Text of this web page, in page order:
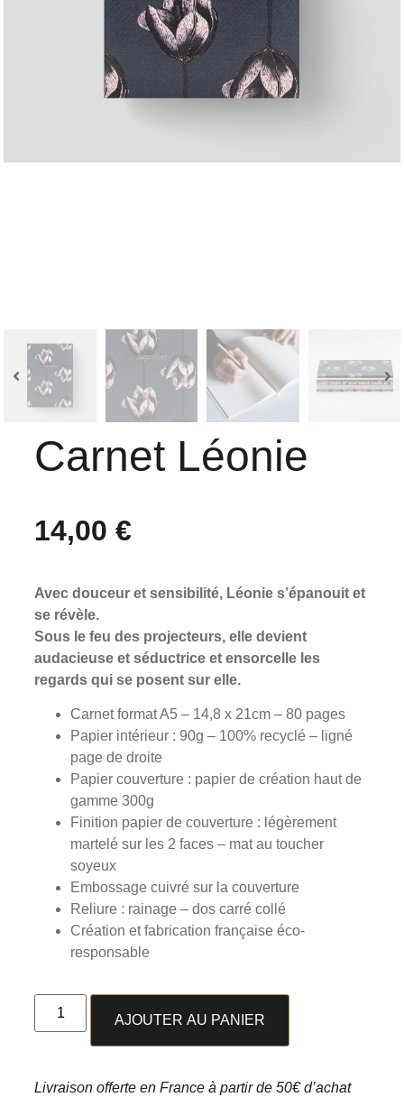
Carnet Léonie
14,00 €
Avec douceur et sensibilité, Léonie s’épanouit et
se révèle.
Sous le feu des projecteurs, elle devient
audacieuse et séductrice et ensorcelle les
regards qui se posent sur elle.
Carnet format A5 – 14,8 x 21cm – 80 pages
Papier intérieur : 90g – 100% recyclé – ligné
page de droite
Papier couverture : papier de création haut de
gamme 300g
Finition papier de couverture : légèrement
martelé sur les 2 faces – mat au toucher
soyeux
Embossage cuivré sur la couverture
Reliure : rainage – dos carré collé
Création et fabrication française éco-
responsable
AJOUTER AU PANIER
Livraison offerte en France à partir de 50€ d’achat